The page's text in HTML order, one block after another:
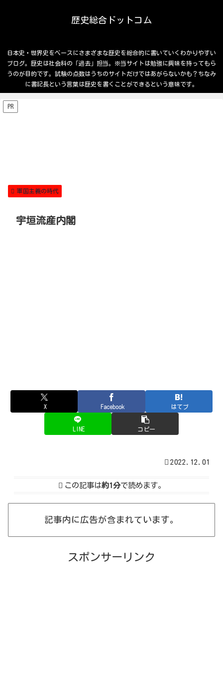
歴史総合ドットコム
日本史・世界史をベースにさまざまな歴史を総合的に書いていくわかりやすい
ブログ。歴史は社会科の「過去」担当。※当サイトは勉強に興味を持ってもら
うのが目的です。試験の点数はうちのサイトだけではあがらないかも？ちなみ
に書記長という言葉は歴史を書くことができるという意味です。
PR
軍国主義の時代
宇垣流産内閣
X Facebook はてブ
LINE コピー
2022.12.01
この記事は約1分で読めます。
記事内に広告が含まれています。
スポンサーリンク